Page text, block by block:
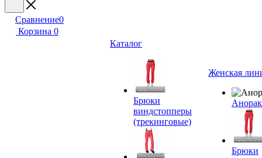
Сравнение0
Корзина 0
Каталог
Брюки
виндстопперы
(трекинговые)
Женская
Брюки